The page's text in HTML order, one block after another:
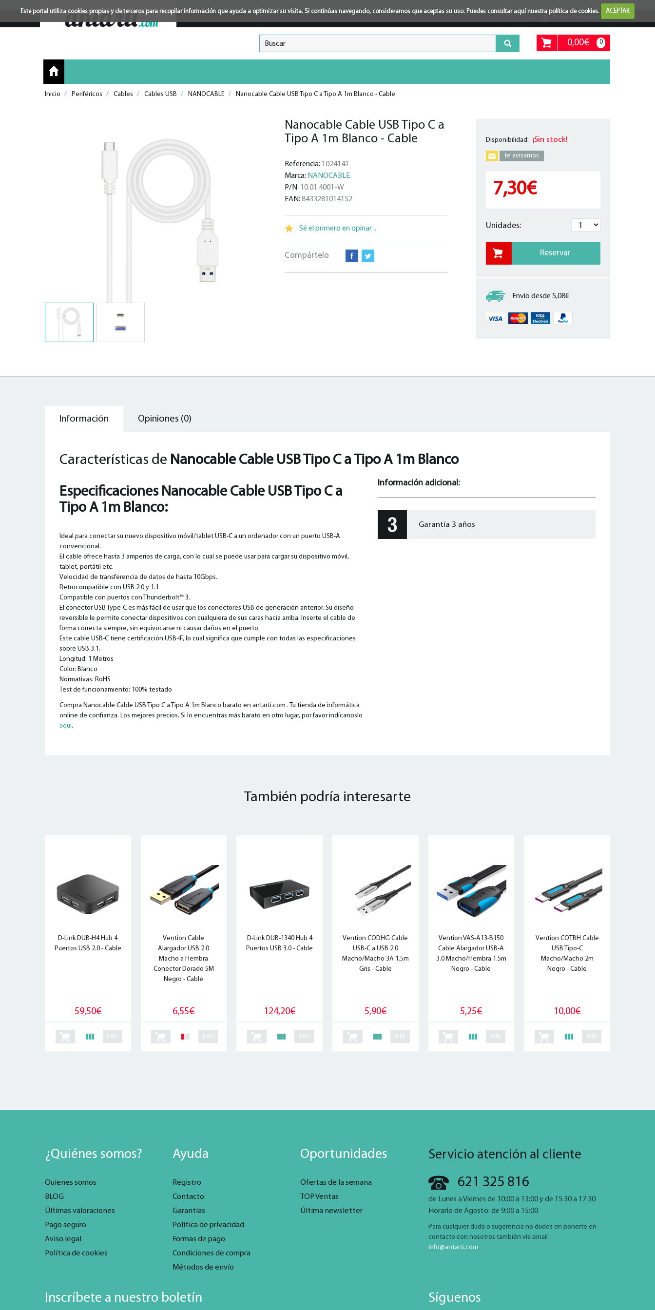
Este portal utiliza cookies propias y de terceros para recopilar información que ayuda a optimizar su visita. Si continúas navegando, consideramos que aceptas su uso. Puedes consultar aquínuestra política de cookies. ACEPTAR
0,00€ 0
Inicio / Periféricos / Cables / Cables USB / NANOCABLE / Nanocable Cable USB Tipo C a Tipo A 1m Blanco - Cable
Nanocable Cable USB Tipo C a
Tipo A 1m Blanco - Cable
Referencia: 1024141
Marca: NANOCABLE
P/N: 10.01.4001-W
EAN: 8433281014152
Sé el primero en opinar ...
Compártelo
Disponibilidad: ¡Sin stock!
te avisamos
7,30€
Unidades:
Envío desde 5,08€
Información Opiniones (0)
Características de Nanocable Cable USB Tipo C a Tipo A 1m Blanco
Especificaciones Nanocable Cable USB Tipo C a
Tipo A 1m Blanco:
Ideal para conectar su nuevo dispositivo móvil/tablet USB-C a un ordenador con un puerto USB-A
convencional.
El cable ofrece hasta 3 amperios de carga, con lo cual se puede usar para cargar su dispositivo móvil,
tablet, portátil etc.
Velocidad de transferencia de datos de hasta 10Gbps.
Retrocompatible con USB 2.0 y 1.1
Compatible con puertos con Thunderbolt™ 3.
El conector USB Type-C es más fácil de usar que los conectores USB de generación anterior. Su diseño
reversible le permite conectar dispositivos con cualquiera de sus caras hacia arriba. Inserte el cable de
forma correcta siempre, sin equivocarse ni causar daños en el puerto.
Este cable USB-C tiene certificación USB-IF, lo cual significa que cumple con todas las especificaciones
sobre USB 3.1.
Longitud: 1 Metros
Color: Blanco
Normativas: RoHS
Test de funcionamiento: 100% testado
Compra Nanocable Cable USB Tipo C a Tipo A 1m Blanco barato en antarti.com . Tu tienda de informática
online de confianza. Los mejores precios. Si lo encuentras más barato en otro lugar, por favor indícanoslo
aquí.
Información adicional:
Garantía 3 años
También podría interesarte
D-Link DUB-H4 Hub 4
Puertos USB 2.0 - Cable
59,50€
info
Vention Cable
Alargador USB 2.0
Macho a Hembra
Conector Dorado 5M
Negro - Cable
6,55€
info
D-Link DUB-1340 Hub 4
Puertos USB 3.0 - Cable
124,20€
info
Vention CODHG Cable
USB-C a USB 2.0
Macho/Macho 3A 1.5m
Gris - Cable
5,90€
info
Vention VAS-A13-B150
Cable Alargador USB-A
3.0 Macho/Hembra 1.5m
Negro - Cable
5,25€
info
Vention COTBH Cable
USB Tipo-C
Macho/Macho 2m
Negro - Cable
10,00€
info
¿Quiénes somos?
Quienes somos
BLOG
Últimas valoraciones
Pago seguro
Aviso legal
Política de cookies
Ayuda
Registro
Contacto
Garantías
Política de privacidad
Formas de pago
Condiciones de compra
Métodos de envío
Oportunidades
Ofertas de la semana
TOP Ventas
Última newsletter
Servicio atención al cliente
621 325 816
de Lunes a Viernes de 10:00 a 13:00 y de 15:30 a 17:30
Horario de Agosto: de 9:00 a 15:00
Para cualquier duda o sugerencia no dudes en ponerte en
contacto con nosotros también vía email
info@antarti.com.
Inscríbete a nuestro boletín Síguenos